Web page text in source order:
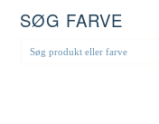
SØG FARVE